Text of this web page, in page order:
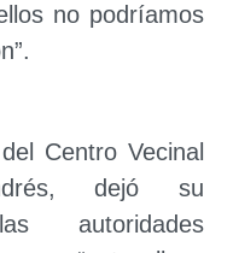
no podríamos
Centro Vecinal
dejó su
autoridades